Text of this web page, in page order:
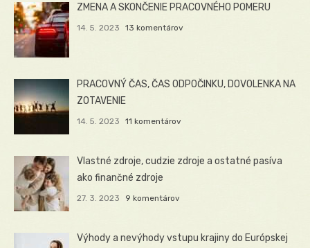
ZMENA A SKONČENIE PRACOVNÉHO POMERU
14. 5. 2023 13 komentárov
PRACOVNÝ ČAS, ČAS ODPOČINKU, DOVOLENKA NA
ZOTAVENIE
14. 5. 2023 11 komentárov
Vlastné zdroje, cudzie zdroje a ostatné pasíva
ako finančné zdroje
27. 3. 2023 9 komentárov
Výhody a nevýhody vstupu krajiny do Európskej